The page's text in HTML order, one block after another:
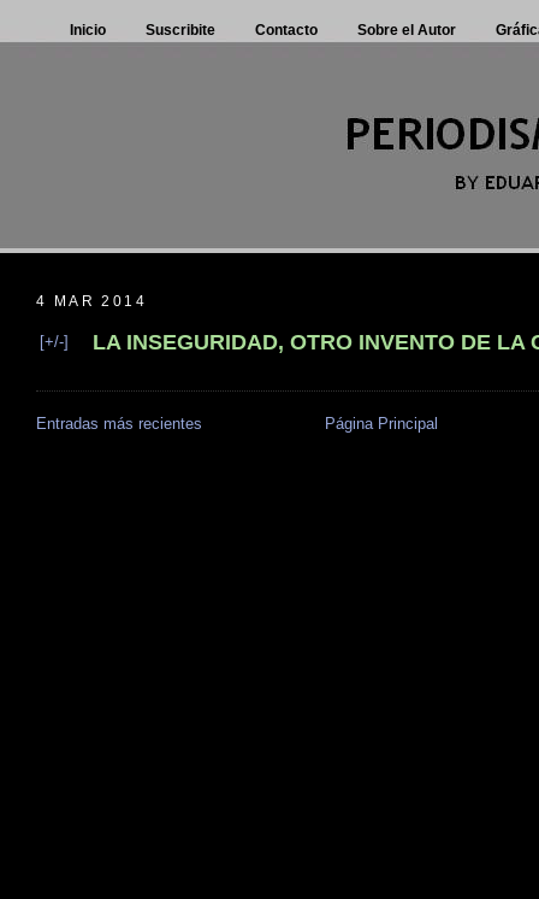
Inicio Suscribite Contacto Sobre el Autor
4 MAR 2014
[+/-] LA INSEGURIDAD, OTRO INVENTO DE LA
Entradas más recientes Página Principal